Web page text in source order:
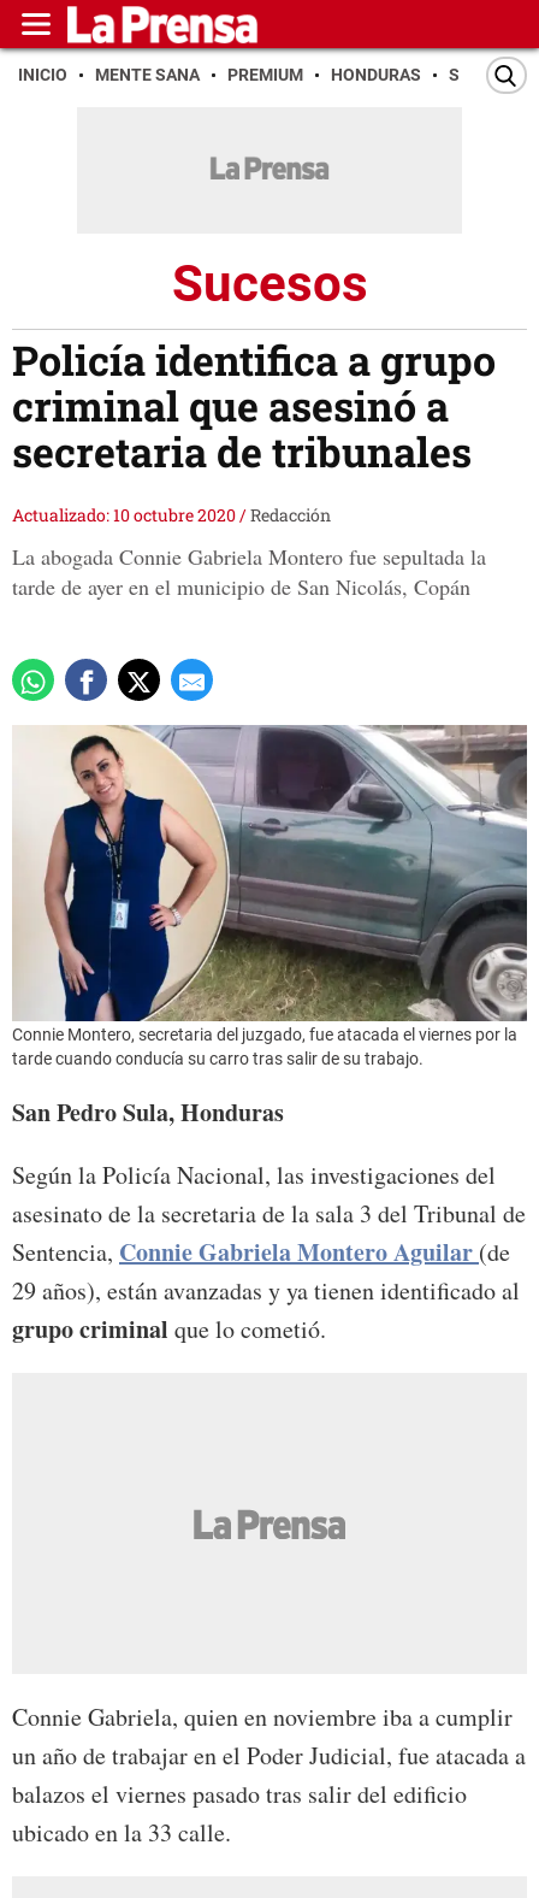
INICIO MENTE SANA PREMIUM HONDURAS SAN PEDRO
Sucesos
Policía identifica a grupo
criminal que asesinó a
secretaria de tribunales
Actualizado: 10 octubre 2020/Redacción
La abogada Connie Gabriela Montero fue sepultada la
tarde de ayer en el municipio de San Nicolás, Copán
Connie Montero, secretaria del juzgado, fue atacada el viernes por la
tarde cuando conducía su carro tras salir de su trabajo.
San Pedro Sula, Honduras
Según la Policía Nacional, las investigaciones del
asesinato de la secretaria de la sala 3 del Tribunal de
Sentencia, Connie Gabriela Montero Aguilar (de
29 años), están avanzadas y ya tienen identificado al
grupo criminal que lo cometió.
Connie Gabriela, quien en noviembre iba a cumplir
un año de trabajar en el Poder Judicial, fue atacada a
balazos el viernes pasado tras salir del edificio
ubicado en la 33 calle.